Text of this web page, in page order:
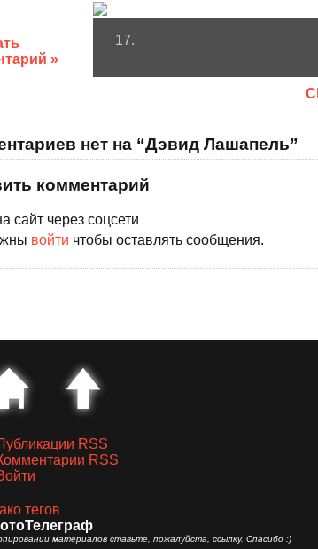
»
17.
нет на “Дэвид Лашапель”
комментарий
сайт через соцсети
войти чтобы оставлять сообщения.
RSS
RSS
тегов
материалов ставьте, пожалуйста, ссылку. Спасибо :)